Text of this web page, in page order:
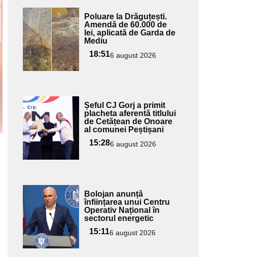
Adaugă
aici textul
pentru
subtitlu
Poluare la Drăguțești.
Amendă de 60.000 de
lei, aplicată de Garda de
Mediu
18:516 august 2026
Adaugă
aici textul
pentru
subtitlu
Șeful CJ Gorj a primit
placheta aferentă titlului
de Cetățean de Onoare
al comunei Peștișani
15:286 august 2026
Adaugă
aici textul
pentru
subtitlu
Bolojan anunță
înființarea unui Centru
Operativ Național în
sectorul energetic
15:116 august 2026